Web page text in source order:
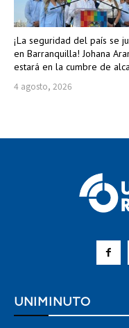
¡La seguridad del país se
en Barranquilla! Johana
estará en la cumbre de
4 agosto, 2026
UNIMINUTO